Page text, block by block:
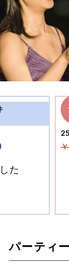
た
パーティ